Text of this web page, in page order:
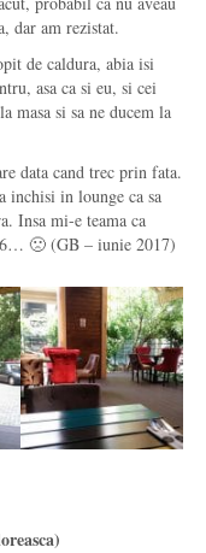
dar am rezistat.
de caldura, abia isi
asa ca si eu, si cei
masa si sa ne ducem la
data cand trec prin fata.
inchisi in lounge ca sa
Insa mi-e teama ca
🙁 (GB – iunie 2017)